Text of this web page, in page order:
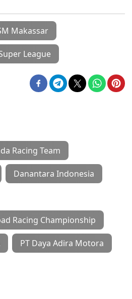
Makassar
League
Racing Team
Danantara Indonesia
Racing Championship
PT Daya Adira Motora